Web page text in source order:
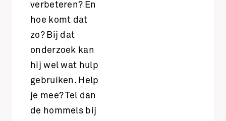
verbeteren? En
hoe komt dat
zo? Bij dat
onderzoek kan
hij wel wat hulp
gebruiken. Help
je mee? Tel dan
de hommels bij